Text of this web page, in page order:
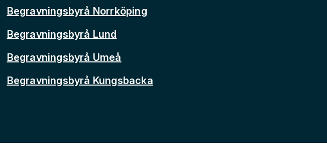
Begravningsbyrå Norrköping
Begravningsbyrå Lund
Begravningsbyrå Umeå
Begravningsbyrå Kungsbacka